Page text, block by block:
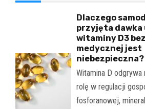
Dlaczego
przyjęta dawka
witaminy D3
medycznej jest
niebezpieczna?
Witamina D
rolę w regulacji
fosforanowej,